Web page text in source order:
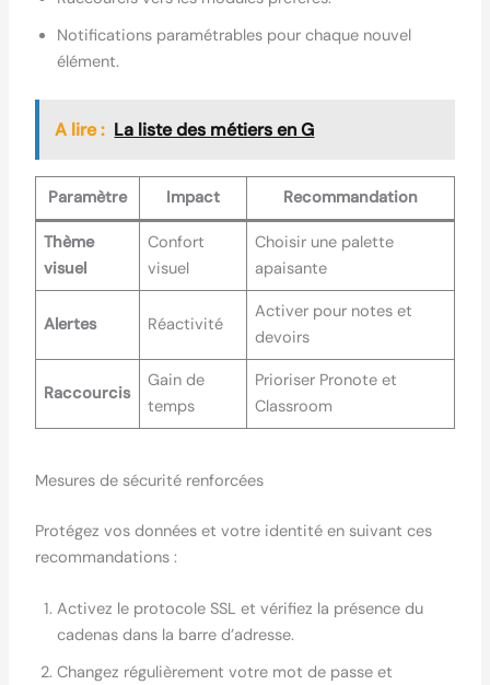
Notifications paramétrables pour chaque nouvel
élément.
A lire : La liste des métiers en G
Paramètre Impact Recommandation
Thème
visuel
Confort
visuel
Choisir une palette
apaisante
Alertes Réactivité
Activer pour notes et
devoirs
Raccourcis
Gain de
temps
Prioriser Pronote et
Classroom
Mesures de sécurité renforcées
Protégez vos données et votre identité en suivant ces
recommandations :
Activez le protocole SSL et vérifiez la présence du
cadenas dans la barre d’adresse.
Changez régulièrement votre mot de passe et